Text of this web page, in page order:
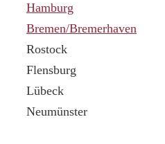
Hamburg
Bremen/Bremerhaven
Rostock
Flensburg
Lübeck
Neumünster